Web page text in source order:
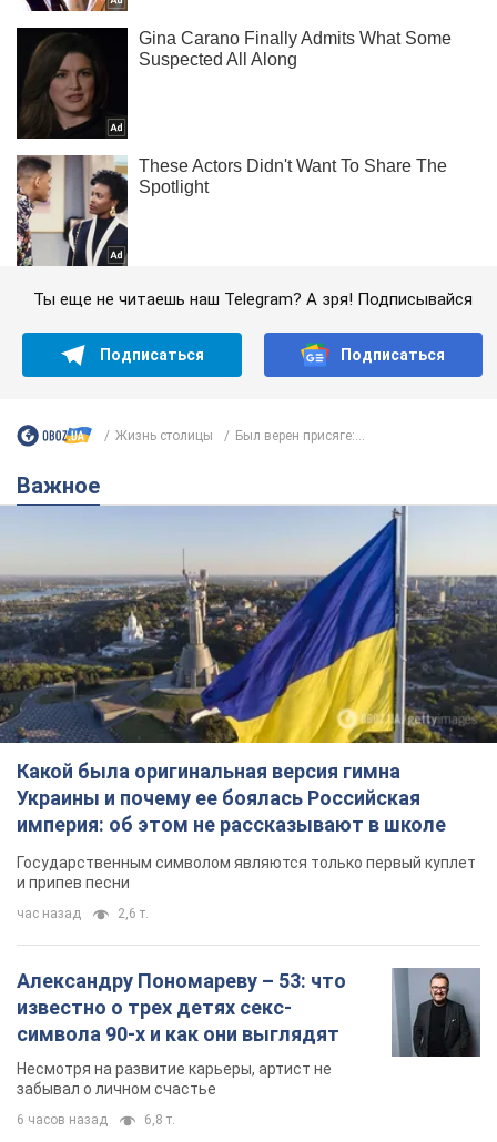
Ты еще не читаешь наш Telegram? А зря! Подписывайся
Подписаться Подписаться
Жизнь столицы Был верен присяге:...
Важное
Какой была оригинальная версия гимна
Украины и почему ее боялась Российская
империя: об этом не рассказывают в школе
Государственным символом являются только первый куплет
и припев песни
час назад 2,6 т.
Александру Пономареву – 53: что
известно о трех детях секс-
символа 90-х и как они выглядят
Несмотря на развитие карьеры, артист не
забывал о личном счастье
6 часов назад 6,8 т.